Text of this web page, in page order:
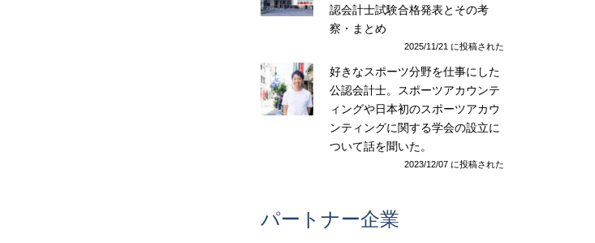
認会計士試験合格発表とその考
察・まとめ
2025/11/21 に投稿された
好きなスポーツ分野を仕事にした
公認会計士。スポーツアカウンテ
ィングや日本初のスポーツアカウ
ンティングに関する学会の設立に
ついて話を聞いた。
2023/12/07 に投稿された
パートナー企業